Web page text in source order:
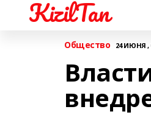
KizilTan
Общество 24 ИЮНЯ ,